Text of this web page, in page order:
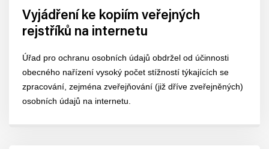
Vyjádření ke kopiím veřejných
rejstříků na internetu
Úřad pro ochranu osobních údajů obdržel od účinnosti
obecného nařízení vysoký počet stížností týkajících se
zpracování, zejména zveřejňování (již dříve zveřejněných)
osobních údajů na internetu.